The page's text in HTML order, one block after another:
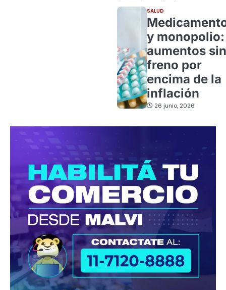
SALUD
y monopolio:
aumentos sin
freno por
encima de la
inflación
26 junio, 2026